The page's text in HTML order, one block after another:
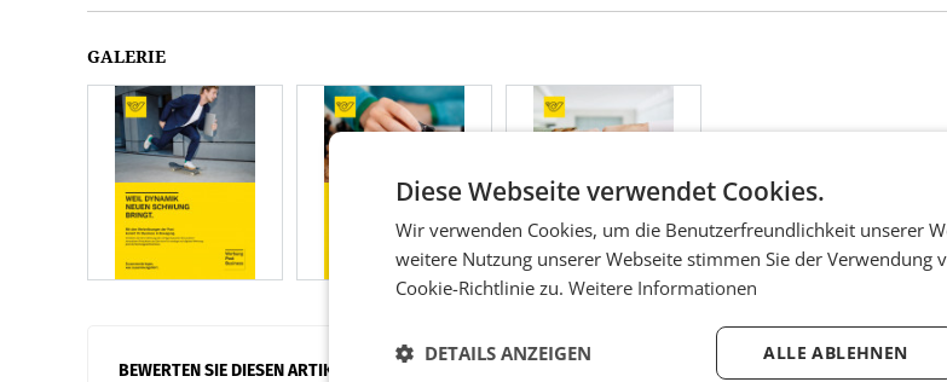
GALERIE
BEWERTEN SIE DIESEN ARTIKEL
Diese Webseite verwendet Cookies.
Wir verwenden Cookies, um die Benutzerfreundlichkeit unserer
weitere Nutzung unserer Webseite stimmen Sie der Verwendung
Cookie-Richtlinie zu. Weitere Informationen
ALLE ABLEHNEN
DETAILS ANZEIGEN